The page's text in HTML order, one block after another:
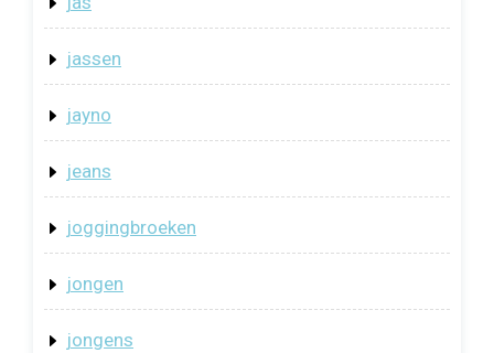
jassen
jayno
jeans
joggingbroeken
jongen
jongens